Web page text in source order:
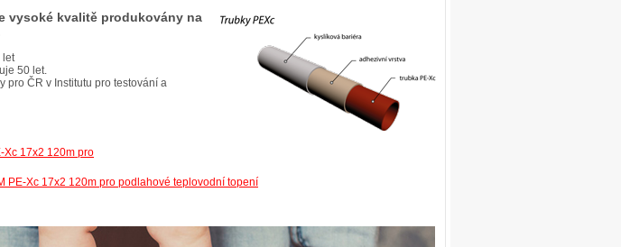
vysoké kvalitě produkovány na
let
50 let.
pro ČR v Institutu pro testování a
Xc 17x2 120m pro
PE-Xc 17x2 120m pro podlahové teplovodní topení